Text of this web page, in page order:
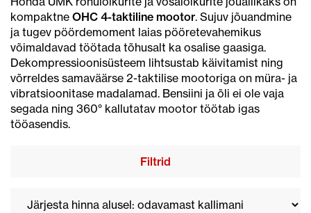
kompaktne OHC 4-taktiline mootor. Sujuv jõuandmine
ja tugev pöördemoment laias pööretevahemikus
võimaldavad töötada tõhusalt ka osalise gaasiga.
Dekompressioonisüsteem lihtsustab käivitamist ning
võrreldes samaväärse 2-taktilise mootoriga on müra- ja
vibratsioonitase madalamad. Bensiini ja õli ei ole vaja
segada ning 360° kallutatav mootor töötab igas
tööasendis.
Filtrid